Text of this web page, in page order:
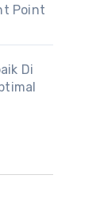
Point
Di